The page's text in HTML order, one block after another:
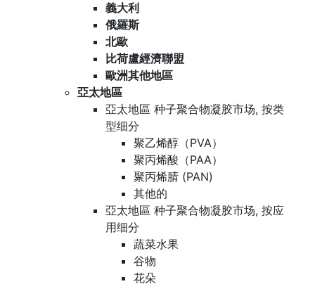
義大利
俄羅斯
北歐
比荷盧經濟聯盟
歐洲其他地區
亞太地區
亞太地區 种子聚合物凝胶市场, 按类
型细分
聚乙烯醇（PVA）
聚丙烯酸（PAA）
聚丙烯腈 (PAN)
其他的
亞太地區 种子聚合物凝胶市场, 按应
用细分
蔬菜水果
谷物
花朵